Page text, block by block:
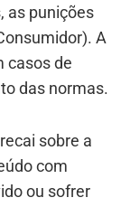
as punições
A
casos de
das normas.
sobre a
com
ou sofrer